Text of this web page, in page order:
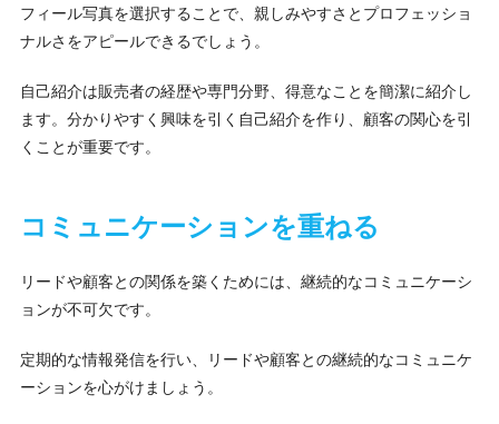
フィール写真を選択することで、親しみやすさとプロフェッショ
ナルさをアピールできるでしょう。
自己紹介は販売者の経歴や専門分野、得意なことを簡潔に紹介し
ます。分かりやすく興味を引く自己紹介を作り、顧客の関心を引
くことが重要です。
コミュニケーションを重ねる
リードや顧客との関係を築くためには、継続的なコミュニケーシ
ョンが不可欠です。
定期的な情報発信を行い、リードや顧客との継続的なコミュニケ
ーションを心がけましょう。